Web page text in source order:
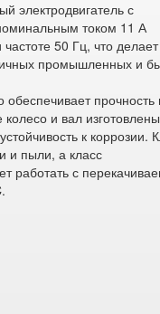
электродвигатель с
током 11 А
50 Гц, что делает
промышленных и
обеспечивает прочность
и вал
к коррозии.
и пыли, а класс
работать с